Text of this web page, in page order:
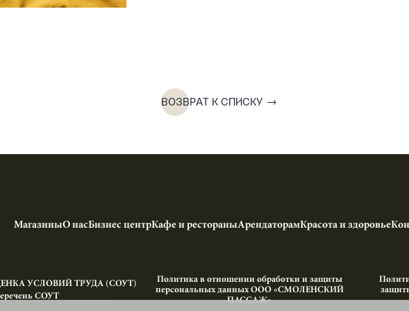
ВОЗВРАТ К СПИСКУ
МагазиныО насБизнес центрКафе и рестораныАрендаторамКрасота и здоровье
УСЛОВИЙ ТРУДА (СОУТ)
СОУТ
Политика в отношении обработки и защиты
персональных данных ООО «СМОЛЕНСКИЙ
ПАССАЖ»